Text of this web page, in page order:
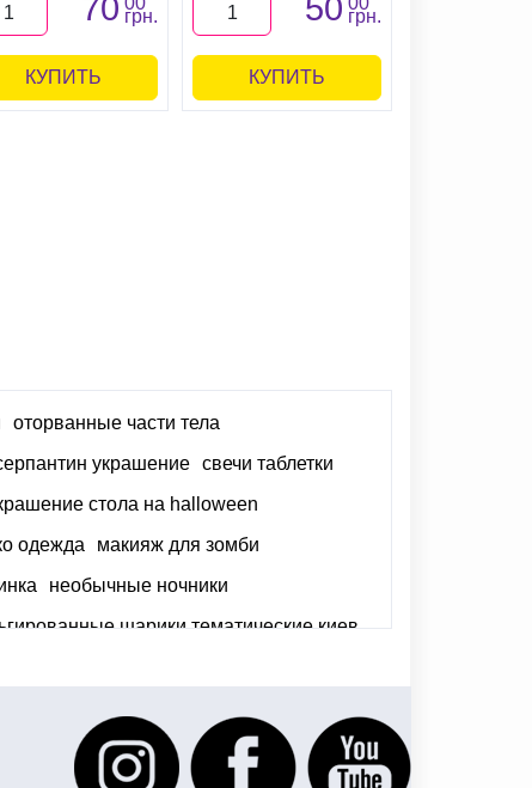
70 грн.
КУПИТЬ
50 грн.
КУПИТЬ
оторванные части тела
украшение свечи таблетки
стола на halloween
одежда
макияж для зомби
необычные ночники
шарики тематические киев